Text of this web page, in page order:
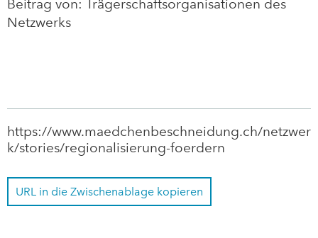
Beitrag von: Trägerschaftsorganisationen des
Netzwerks
https://www.maedchenbeschneidung.ch/netzwer
k/stories/regionalisierung-foerdern
URL in die Zwischenablage kopieren